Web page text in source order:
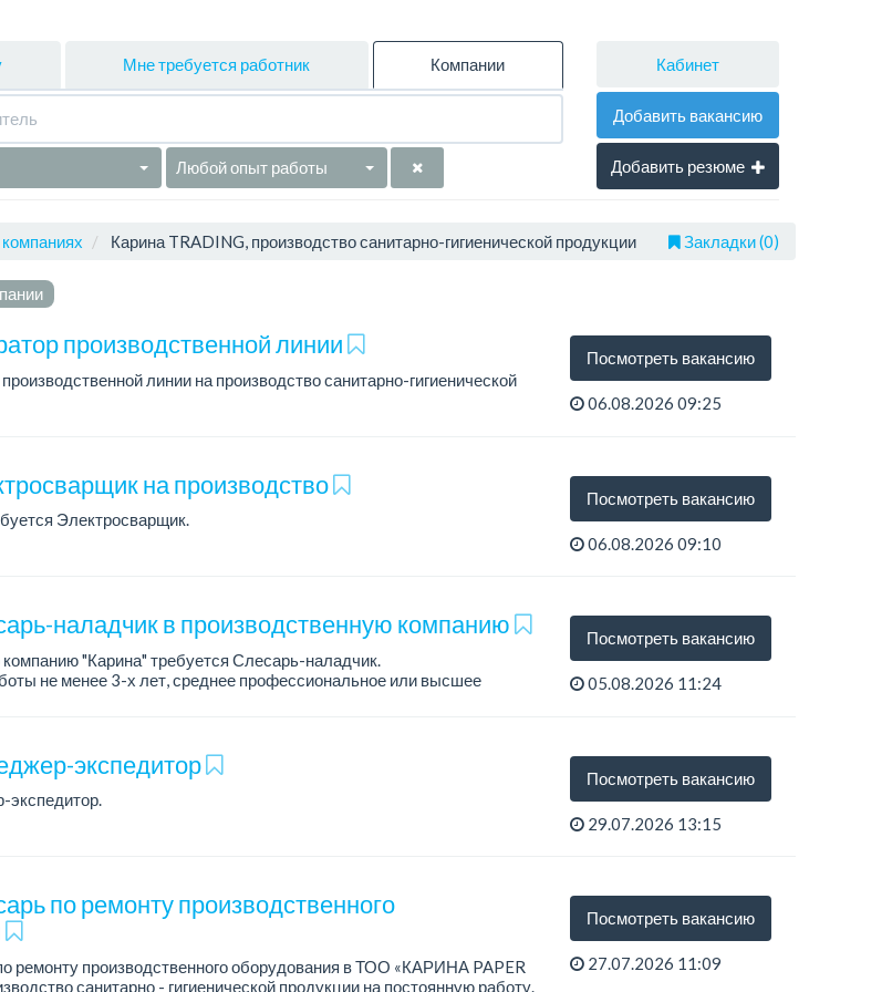
Мне требуется работник Компании
Любой опыт работы
Кабинет
Добавить вакансию
Добавить резюме
Карина TRADING, производство санитарно-гигиенической продукции Закладки (0)
производственной линии
линии на производство санитарно-гигиенической
Посмотреть вакансию
06.08.2026 09:25
на производство
Электросварщик.
Посмотреть вакансию
06.08.2026 09:10
наладчик в производственную компанию
"Карина" требуется Слесарь-наладчик.
не менее 3-х лет, среднее профессиональное или высшее
Посмотреть вакансию
05.08.2026 11:24
экспедитор
экспедитор.
Посмотреть вакансию
29.07.2026 13:15
по ремонту производственного
ремонту производственного оборудования в ТОО «КАРИНА PAPER
санитарно - гигиенической продукции на постоянную работу.
Посмотреть вакансию
27.07.2026 11:09